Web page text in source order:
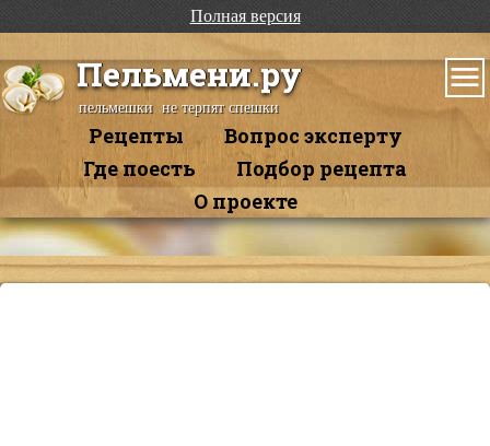
Полная версия
Пельмени.ру
пельмешки не терпят спешки
Рецепты
Вопрос эксперту
Где поесть
Подбор рецепта
О проекте